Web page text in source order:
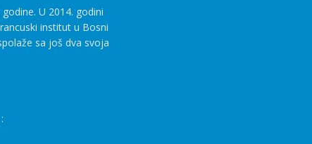
U 2014. godini
institut u Bosni
sa još dva svoja